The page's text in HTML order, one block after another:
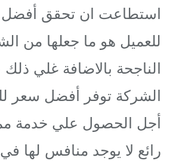
استطاعت ان تحقق
للعميل هو ما جعلها من
الناجحة بالاضافة غلي
الشركة توفر أفضل سعر
أجل الحصول علي خدمة
رائع لا يوجد منافس لها